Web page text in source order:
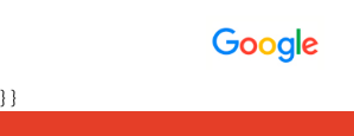
} }